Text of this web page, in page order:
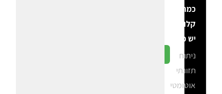
כמה
קלוריות
יש פה?
ניתוח
תזונתי
אוטומטי